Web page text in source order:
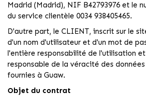
Madrid (Madrid), NIF B42793976 et le
du service clientèle 0034 938405465.
D'autre part, le CLIENT, inscrit sur le
d'un nom d'utilisateur et d'un mot de
l'entière responsabilité de l'utilisation
responsable de la véracité des
fournies à Guaw.
Objet du contrat